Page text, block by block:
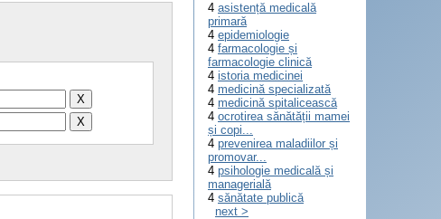
4 asistență medicală
primară
4 epidemiologie
4 farmacologie și
farmacologie clinică
4 istoria medicinei
4 medicină specializată
4 medicină spitalicească
4 ocrotirea sănătății mamei
și copi...
4 prevenirea maladiilor și
promovar...
4 psihologie medicală și
managerială
4 sănătate publică
next >